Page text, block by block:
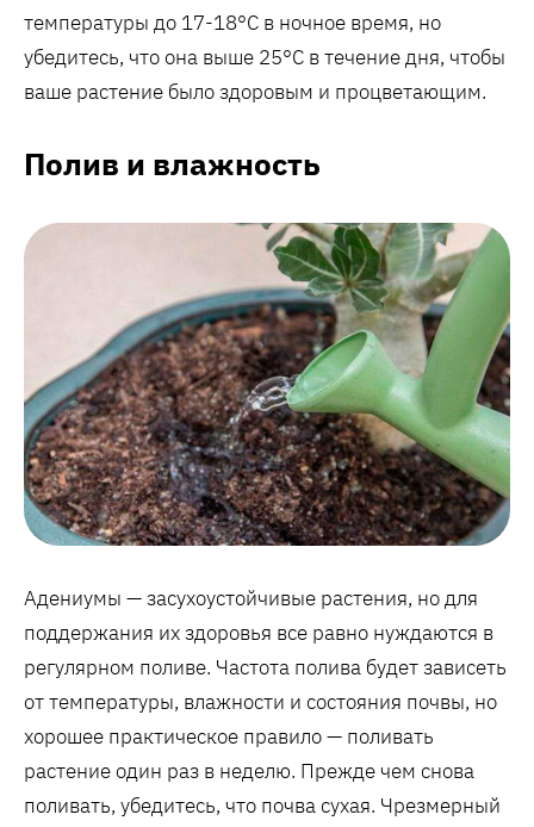
температуры до 17-18°C в ночное время, но
убедитесь, что она выше 25°C в течение дня, чтобы
ваше растение было здоровым и процветающим.
Полив и влажность
Адениумы — засухоустойчивые растения, но для
поддержания их здоровья все равно нуждаются в
регулярном поливе. Частота полива будет зависеть
от температуры, влажности и состояния почвы, но
хорошее практическое правило — поливать
растение один раз в неделю. Прежде чем снова
поливать, убедитесь, что почва сухая. Чрезмерный